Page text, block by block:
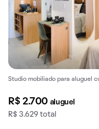
Studio mobiliado para aluguel
R$ 2.700 aluguel
R$ 3.629 total